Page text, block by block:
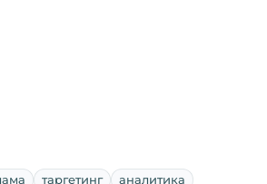
таргетинг аналитика